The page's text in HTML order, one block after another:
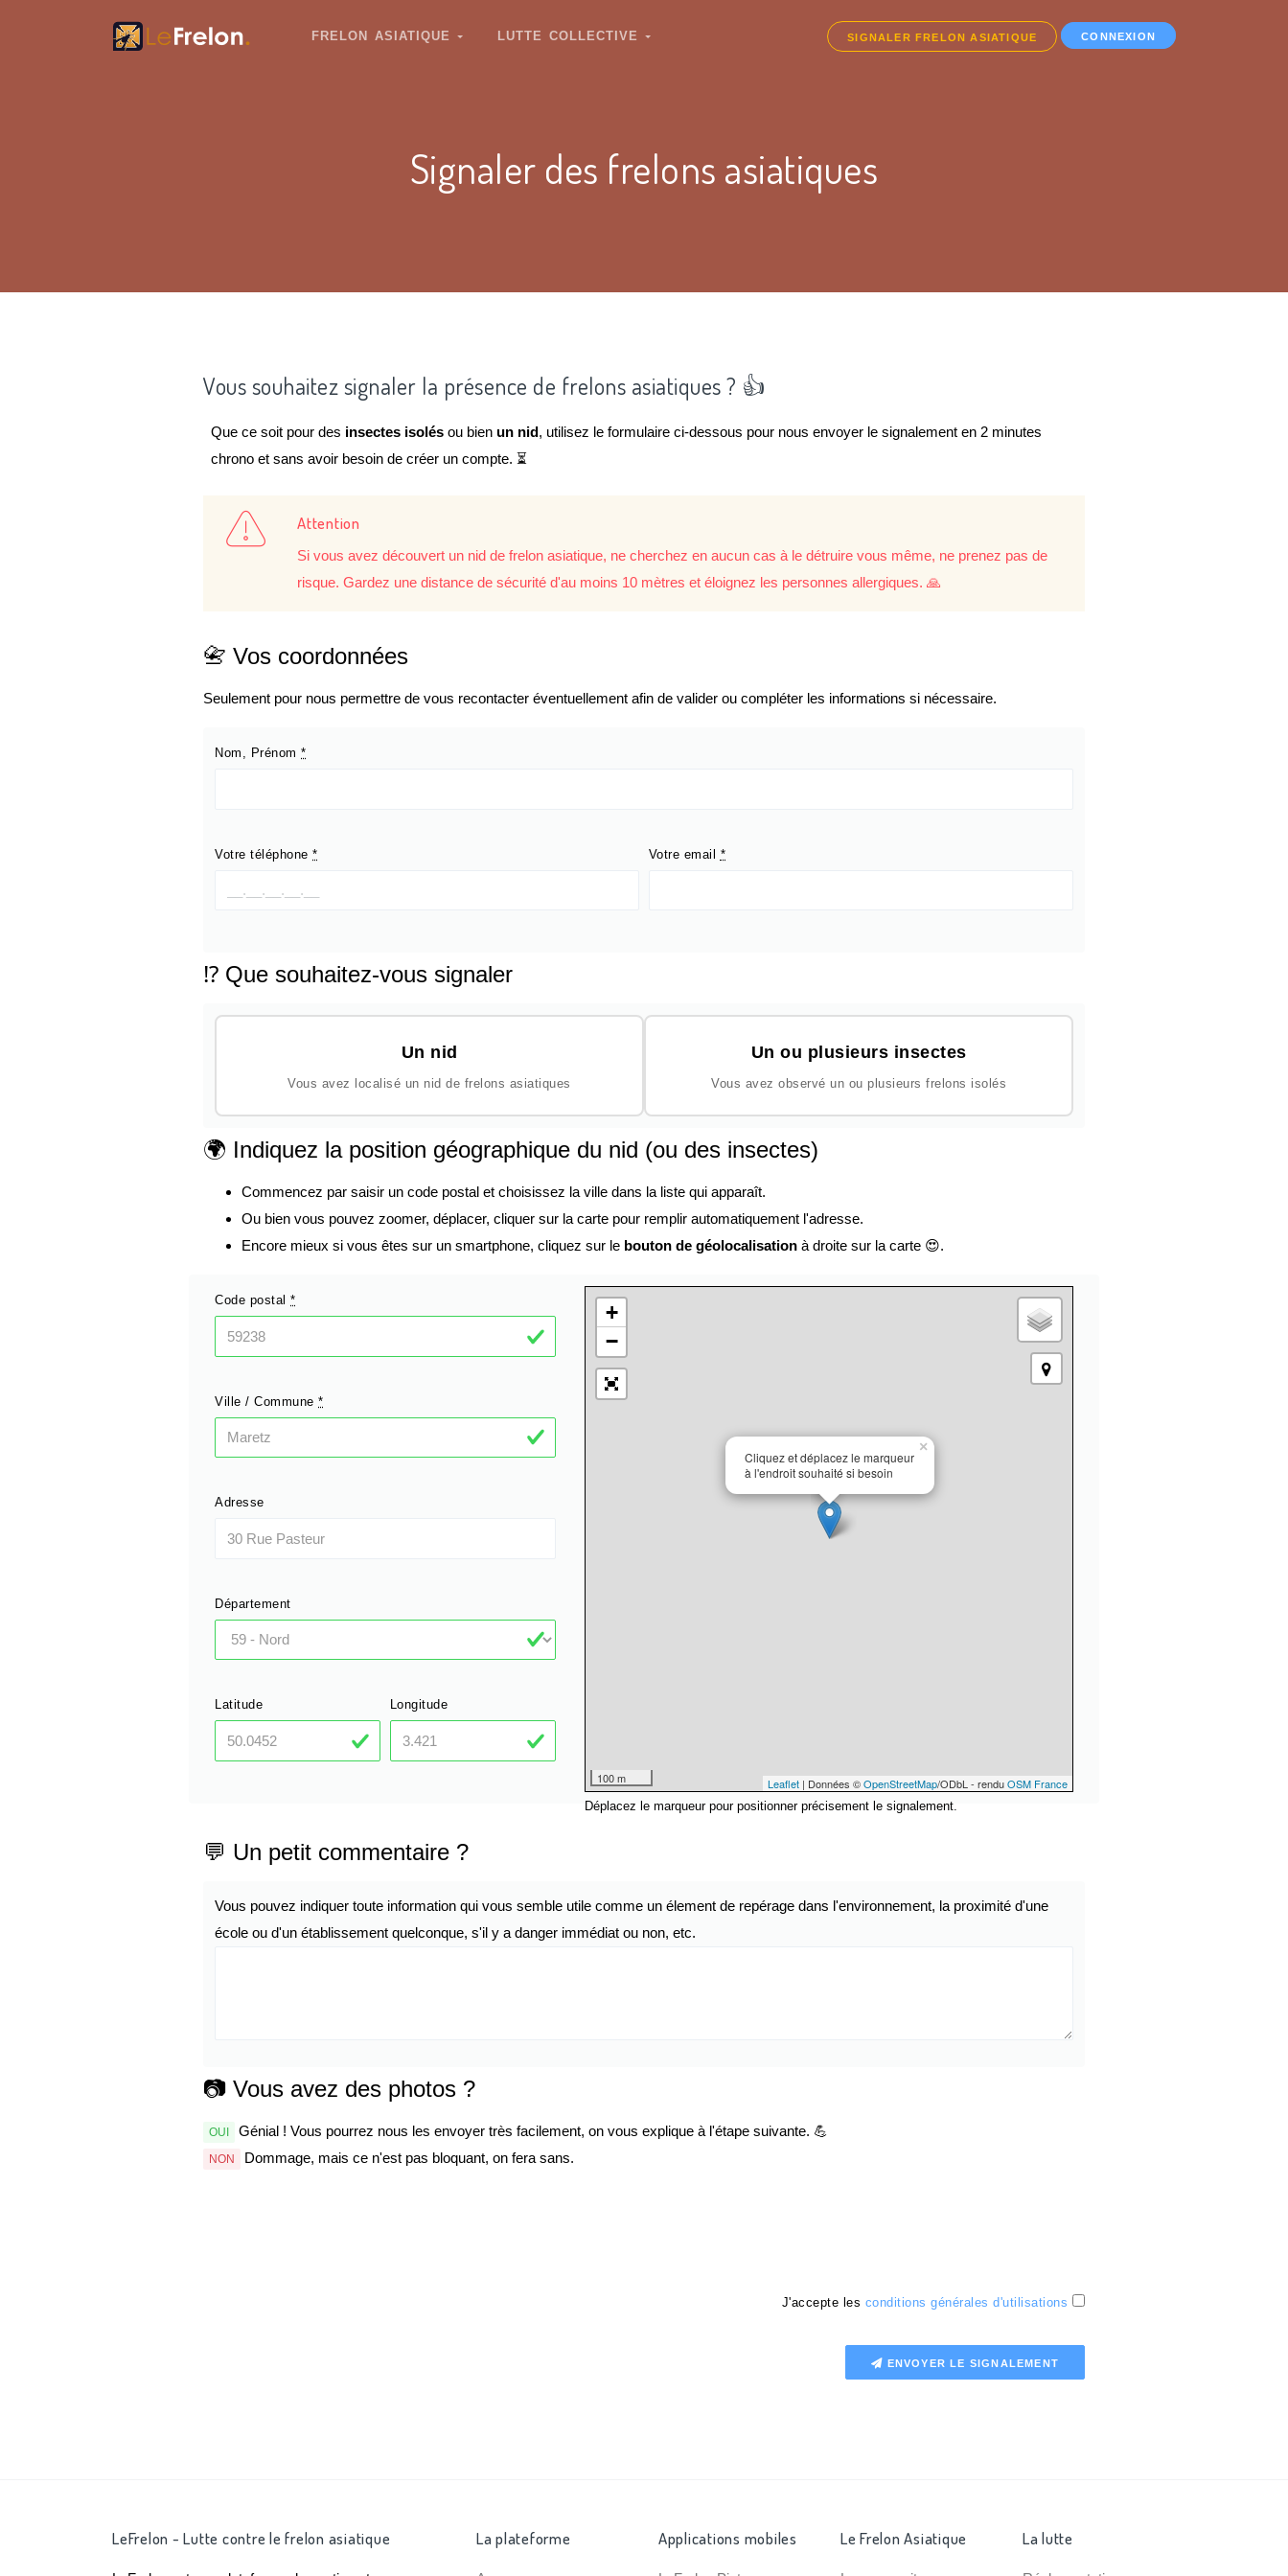
FRELON ASIATIQUE LUTTE COLLECTIVE SIGNALER FRELON ASIATIQUE CONNEXION
Signaler des frelons asiatiques
Vous souhaitez signaler la présence de frelons asiatiques ? 👍
Que ce soit pour des insectes isolés ou bien un nid, utilisez le formulaire ci-dessous pour nous envoyer le signalement en 2 minutes
chrono et sans avoir besoin de créer un compte. ⏳
Attention
Si vous avez découvert un nid de frelon asiatique, ne cherchez en aucun cas à le détruire vous même, ne prenez pas de
risque. Gardez une distance de sécurité d'au moins 10 mètres et éloignez les personnes allergiques. 🙏
📇 Vos coordonnées
Seulement pour nous permettre de vous recontacter éventuellement afin de valider ou compléter les informations si nécessaire.
Nom, Prénom *
Votre téléphone * Votre email *
⁉️ Que souhaitez-vous signaler
Un nid
Vous avez localisé un nid de frelons asiatiques
Un ou plusieurs insectes
Vous avez observé un ou plusieurs frelons isolés
🌍 Indiquez la position géographique du nid (ou des insectes)
Commencez par saisir un code postal et choisissez la ville dans la liste qui apparaît.
Ou bien vous pouvez zoomer, déplacer, cliquer sur la carte pour remplir automatiquement l'adresse.
Encore mieux si vous êtes sur un smartphone, cliquez sur le bouton de géolocalisation à droite sur la carte 😍.
Code postal *
Ville / Commune *
Adresse
Département
Latitude Longitude
Cliquez et déplacez le marqueur
à l'endroit souhaité si besoin
×
+
−
100 m Leaflet| Données ©OpenStreetMap/ODbL - renduOSM France
Déplacez le marqueur pour positionner précisement le signalement.
💬 Un petit commentaire ?
Vous pouvez indiquer toute information qui vous semble utile comme un élement de repérage dans l'environnement, la proximité d'une
école ou d'un établissement quelconque, s'il y a danger immédiat ou non, etc.
📷 Vous avez des photos ?
OUI Génial ! Vous pourrez nous les envoyer très facilement, on vous explique à l'étape suivante. 💪
NON Dommage, mais ce n'est pas bloquant, on fera sans.
J'accepte les conditions générales d'utilisations
ENVOYER LE SIGNALEMENT
La plateforme Applications mobiles Le Frelon Asiatique La lutte
LeFrelon - Lutte contre le frelon asiatique